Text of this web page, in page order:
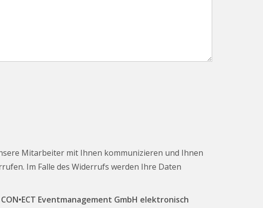
Mitarbeiter mit Ihnen kommunizieren und Ihnen
Im Falle des Widerrufs werden Ihre Daten
Eventmanagement GmbH elektronisch